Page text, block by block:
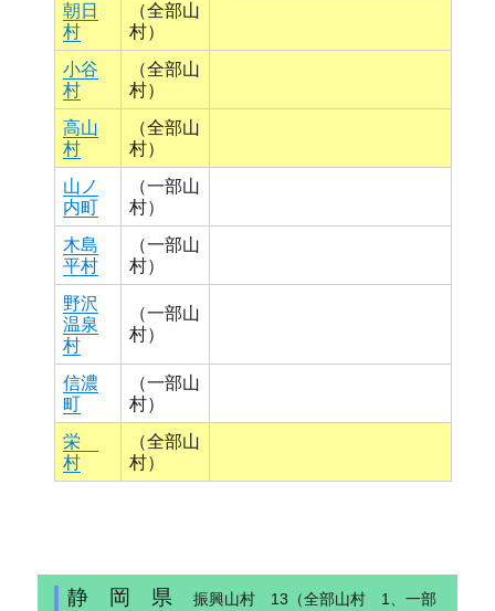
朝日
村
（全部山
村）
小谷
村
（全部山
村）
高山
村
（全部山
村）
山ノ
内町
（一部山
村）
木島
平村
（一部山
村）
野沢
温泉
村
（一部山
村）
信濃
町
（一部山
村）
栄
村
（全部山
村）
静 岡 県振興山村 13（全部山村 1、一部